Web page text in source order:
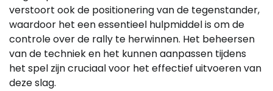
verstoort ook de positionering van de tegenstander,
waardoor het een essentieel hulpmiddel is om de
controle over de rally te herwinnen. Het beheersen
van de techniek en het kunnen aanpassen tijdens
het spel zijn cruciaal voor het effectief uitvoeren van
deze slag.